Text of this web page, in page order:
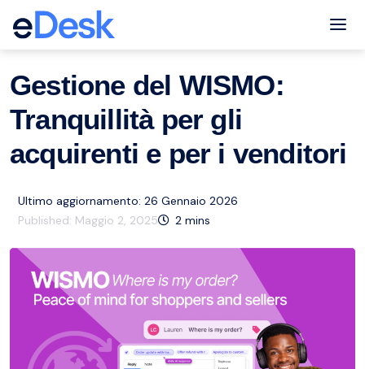
eCommerce Support Central Risorse
Gestione del WISMO:
Tranquillità per gli
acquirenti e per i venditori
Ultimo aggiornamento: 26 Gennaio 2026
Published: Maggio 2, 2025 2 mins